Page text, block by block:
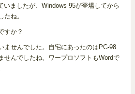
いましたが、Windows 95が登場してから
たね。
すか？
ませんでした。自宅にあったのはPC-98
せんでしたね。ワープロソフトもWordで